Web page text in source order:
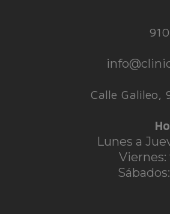
Calle Galileo,
Lunes a
Viernes: